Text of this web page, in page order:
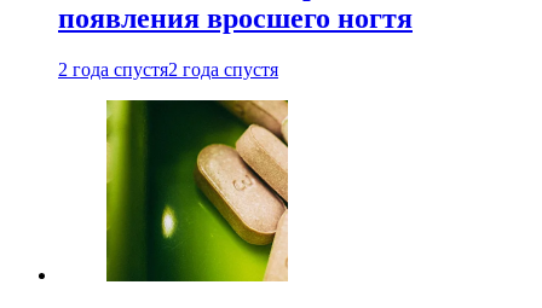
появления вросшего ногтя
2 года спустя2 года спустя